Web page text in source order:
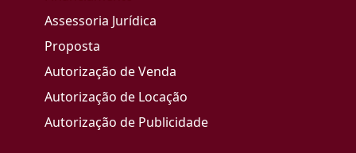
Assessoria Jurídica
Proposta
Autorização de Venda
Autorização de Locação
Autorização de Publicidade